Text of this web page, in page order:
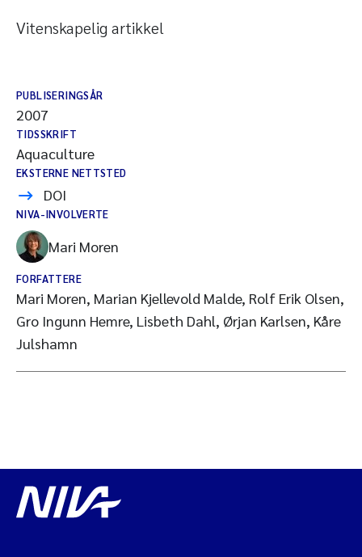
Vitenskapelig artikkel
PUBLISERINGSÅR
2007
TIDSSKRIFT
Aquaculture
EKSTERNE NETTSTED
DOI
NIVA-INVOLVERTE
Mari Moren
FORFATTERE
Mari Moren, Marian Kjellevold Malde, Rolf Erik Olsen,
Gro Ingunn Hemre, Lisbeth Dahl, Ørjan Karlsen, Kåre
Julshamn